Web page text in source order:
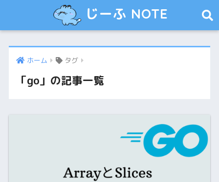
じーふ NOTE
ホーム タグ
「go」の記事一覧